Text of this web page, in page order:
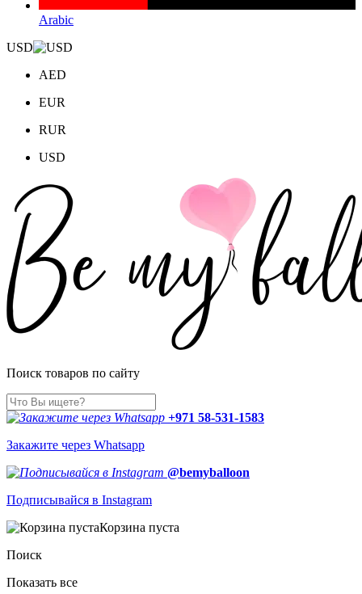
Arabic
USD
AED
EUR
RUR
USD
Поиск товаров по сайту
+971 58-531-1583
Закажите через Whatsapp
@bemyballoon
Подписывайся в Instagram
Корзина пуста
Поиск
Показать все